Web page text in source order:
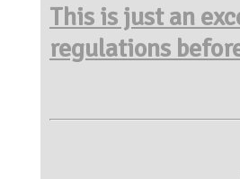
This is just an
regulations